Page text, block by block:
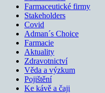
Farmaceutické firmy
Stakeholders
Covid
Adman´s Choice
Farmacie
Aktuality
Zdravotnictví
Věda a výzkum
Pojištění
Ke kávě a čaji